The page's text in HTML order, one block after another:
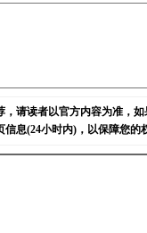
，请读者以官方内容为准，
息(24小时内)，以保障您的